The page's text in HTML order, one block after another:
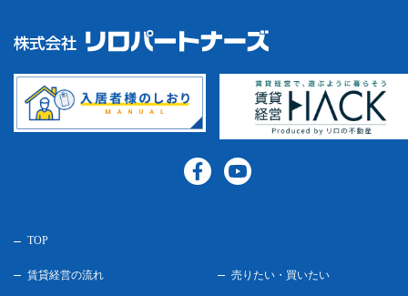
TOP
賃貸経営の流れ 売りたい・買いたい